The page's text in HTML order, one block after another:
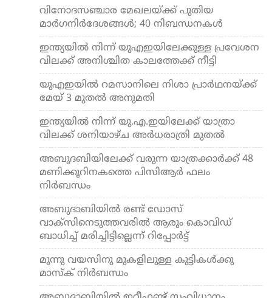
വിനോദസഞ്ചാര മേഖലയ്ക്ക് പുതിയ
മാര്‍ഗനിര്‍ദേശങ്ങള്‍; 40 നിബന്ധനകള്‍
ഇന്ത്യയില്‍ നിന്ന് യുഎഇയിലേക്കുള്ള പ്രവേശന
വിലക്ക് അനിശ്ചിത കാലത്തേക്ക് നീട്ടി
യുഎഇയില്‍ റമസാനിലെ നിശാ പ്രാര്‍ഥനയ്ക്ക്
മേയ് 3 മുതല്‍ അനുമതി
ഇന്ത്യയില്‍ നിന്ന് യു.എ.ഇയിലേക്ക് യാത്രാ
വിലക്ക് ശനിയാഴ്ച അര്‍ധരാത്രി മുതല്‍
അബൂദബിയിലേക്ക് വരുന്ന യാത്രക്കാര്‍ക്ക് 48
മണിക്കൂറിനകത്തെ പിസിആര്‍ ഫലം
നിര്‍ബന്ധം
അബുദാബിയില്‍ രണ്ട് ഡോസ്
വാക്‌സിനെടുത്തവരില്‍ ആരും കൊവിഡ്
ബാധിച്ച് മരിച്ചിട്ടില്ലെന്ന് റിപ്പോര്‍ട്ട്
മൂന്നു വയസിനു മുകളിലുള്ള കുട്ടികള്‍ക്കു
മാസ്‌ക് നിര്‍ബന്ധം